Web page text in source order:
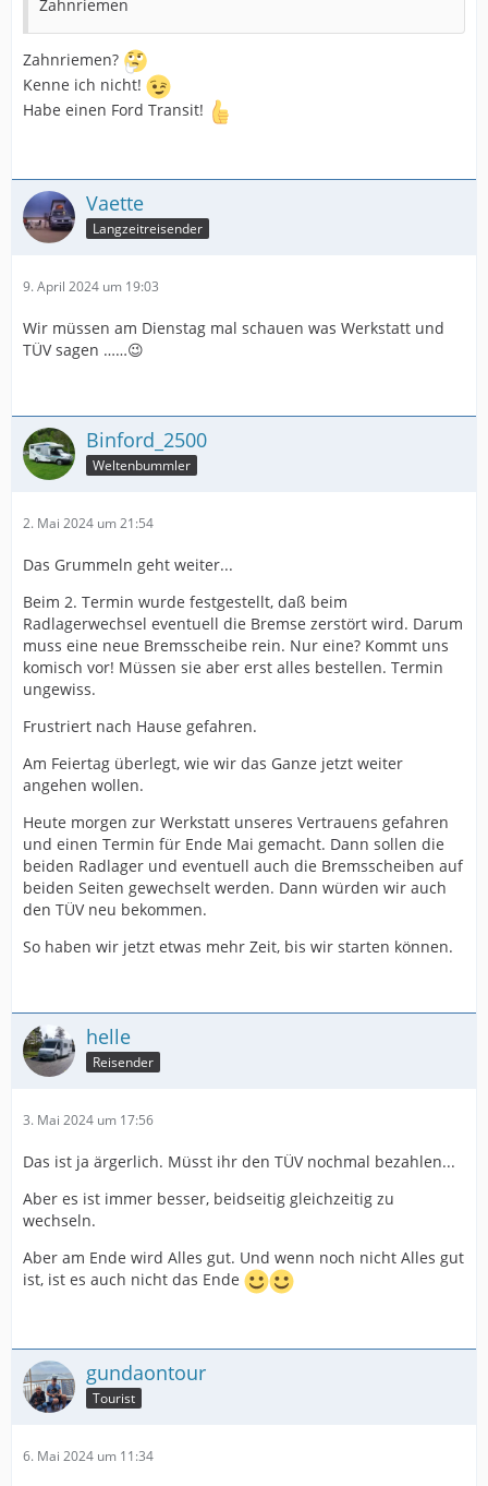
Zahnriemen
Zahnriemen?
Kenne ich nicht!
Habe einen Ford Transit!
Vaette
Langzeitreisender
9. April 2024 um 19:03
Wir müssen am Dienstag mal schauen was Werkstatt und
TÜV sagen ……😉
Binford_2500
Weltenbummler
2. Mai 2024 um 21:54
Das Grummeln geht weiter...
Beim 2. Termin wurde festgestellt, daß beim
Radlagerwechsel eventuell die Bremse zerstört wird. Darum
muss eine neue Bremsscheibe rein. Nur eine? Kommt uns
komisch vor! Müssen sie aber erst alles bestellen. Termin
ungewiss.
Frustriert nach Hause gefahren.
Am Feiertag überlegt, wie wir das Ganze jetzt weiter
angehen wollen.
Heute morgen zur Werkstatt unseres Vertrauens gefahren
und einen Termin für Ende Mai gemacht. Dann sollen die
beiden Radlager und eventuell auch die Bremsscheiben auf
beiden Seiten gewechselt werden. Dann würden wir auch
den TÜV neu bekommen.
So haben wir jetzt etwas mehr Zeit, bis wir starten können.
helle
Reisender
3. Mai 2024 um 17:56
Das ist ja ärgerlich. Müsst ihr den TÜV nochmal bezahlen...
Aber es ist immer besser, beidseitig gleichzeitig zu
wechseln.
Aber am Ende wird Alles gut. Und wenn noch nicht Alles gut
ist, ist es auch nicht das Ende
gundaontour
Tourist
6. Mai 2024 um 11:34